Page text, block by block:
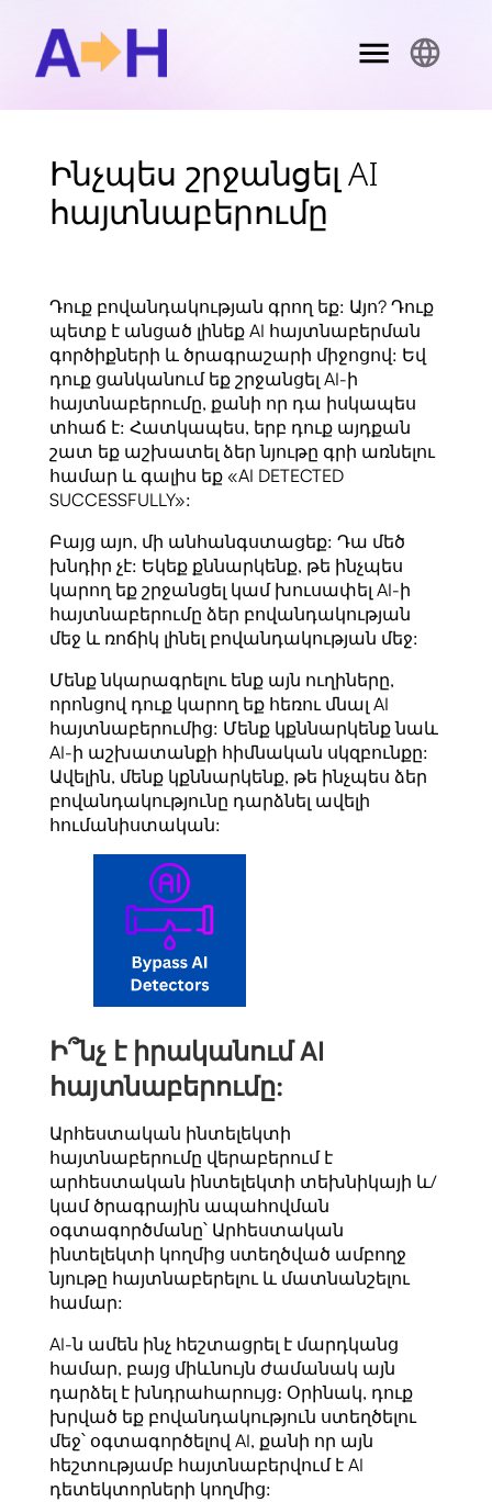
Ինչպես շրջանցել AI
հայտնաբերումը
Դուք բովանդակության գրող եք: Այո? Դուք
պետք է անցած լինեք AI հայտնաբերման
գործիքների և ծրագրաշարի միջոցով: Եվ
դուք ցանկանում եք շրջանցել AI-ի
հայտնաբերումը, քանի որ դա իսկապես
տհաճ է: Հատկապես, երբ դուք այդքան
շատ եք աշխատել ձեր նյութը գրի առնելու
համար և գալիս եք «AI DETECTED
SUCCESSFULLY»:
Բայց այո, մի անհանգստացեք: Դա մեծ
խնդիր չէ: Եկեք քննարկենք, թե ինչպես
կարող եք շրջանցել կամ խուսափել AI-ի
հայտնաբերումը ձեր բովանդակության
մեջ և ռոճիկ լինել բովանդակության մեջ:
Մենք նկարագրելու ենք այն ուղիները,
որոնցով դուք կարող եք հեռու մնալ AI
հայտնաբերումից: Մենք կքննարկենք նաև
AI-ի աշխատանքի հիմնական սկզբունքը:
Ավելին, մենք կքննարկենք, թե ինչպես ձեր
բովանդակությունը դարձնել ավելի
հումանիստական:
Ի՞նչ է իրականում AI
հայտնաբերումը:
Արհեստական ​​ինտելեկտի
հայտնաբերումը վերաբերում է
արհեստական ​​ինտելեկտի տեխնիկայի և/
կամ ծրագրային ապահովման
օգտագործմանը՝ Արհեստական ​​
ինտելեկտի կողմից ստեղծված ամբողջ
նյութը հայտնաբերելու և մատնանշելու
համար:
AI-ն ամեն ինչ հեշտացրել է մարդկանց
համար, բայց միևնույն ժամանակ այն
դարձել է խնդրահարույց։ Օրինակ, դուք
խրված եք բովանդակություն ստեղծելու
մեջ՝ օգտագործելով AI, քանի որ այն
հեշտությամբ հայտնաբերվում է AI
դետեկտորների կողմից: